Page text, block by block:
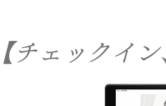
【チェックイ